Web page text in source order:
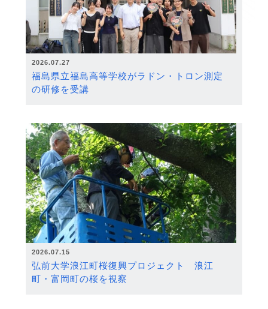
2026.07.27
福島県立福島高等学校がラドン・トロン測定
の研修を受講
2026.07.15
弘前大学浪江町桜復興プロジェクト 浪江
町・富岡町の桜を視察